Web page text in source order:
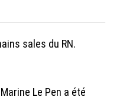
sales du RN.
Le Pen a été